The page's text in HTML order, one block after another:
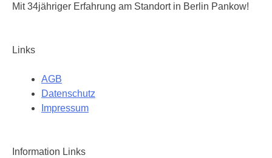
Mit 34jähriger Erfahrung am Standort in Berlin Pankow!
Links
AGB
Datenschutz
Impressum
Information Links